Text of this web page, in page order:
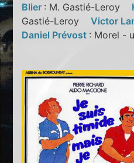
Blier : M. Gastié-Leroy
Gastié-LeroyVictor
Daniel Prévost : Morel -